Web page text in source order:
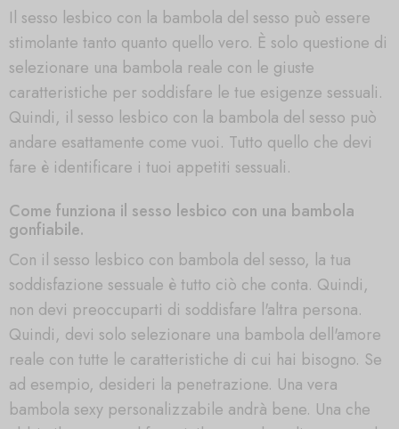
Il sesso lesbico con la bambola del sesso può essere
stimolante tanto quanto quello vero. È solo questione di
selezionare una bambola reale con le giuste
caratteristiche per soddisfare le tue esigenze sessuali.
Quindi, il sesso lesbico con la bambola del sesso può
andare esattamente come vuoi. Tutto quello che devi
fare è identificare i tuoi appetiti sessuali.
Come funziona il sesso lesbico con una bambola
gonfiabile.
Con il sesso lesbico con bambola del sesso, la tua
soddisfazione sessuale è tutto ciò che conta. Quindi,
non devi preoccuparti di soddisfare l'altra persona.
Quindi, devi solo selezionare una bambola dell'amore
reale con tutte le caratteristiche di cui hai bisogno. Se
ad esempio, desideri la penetrazione. Una vera
bambola sexy personalizzabile andrà bene. Una che